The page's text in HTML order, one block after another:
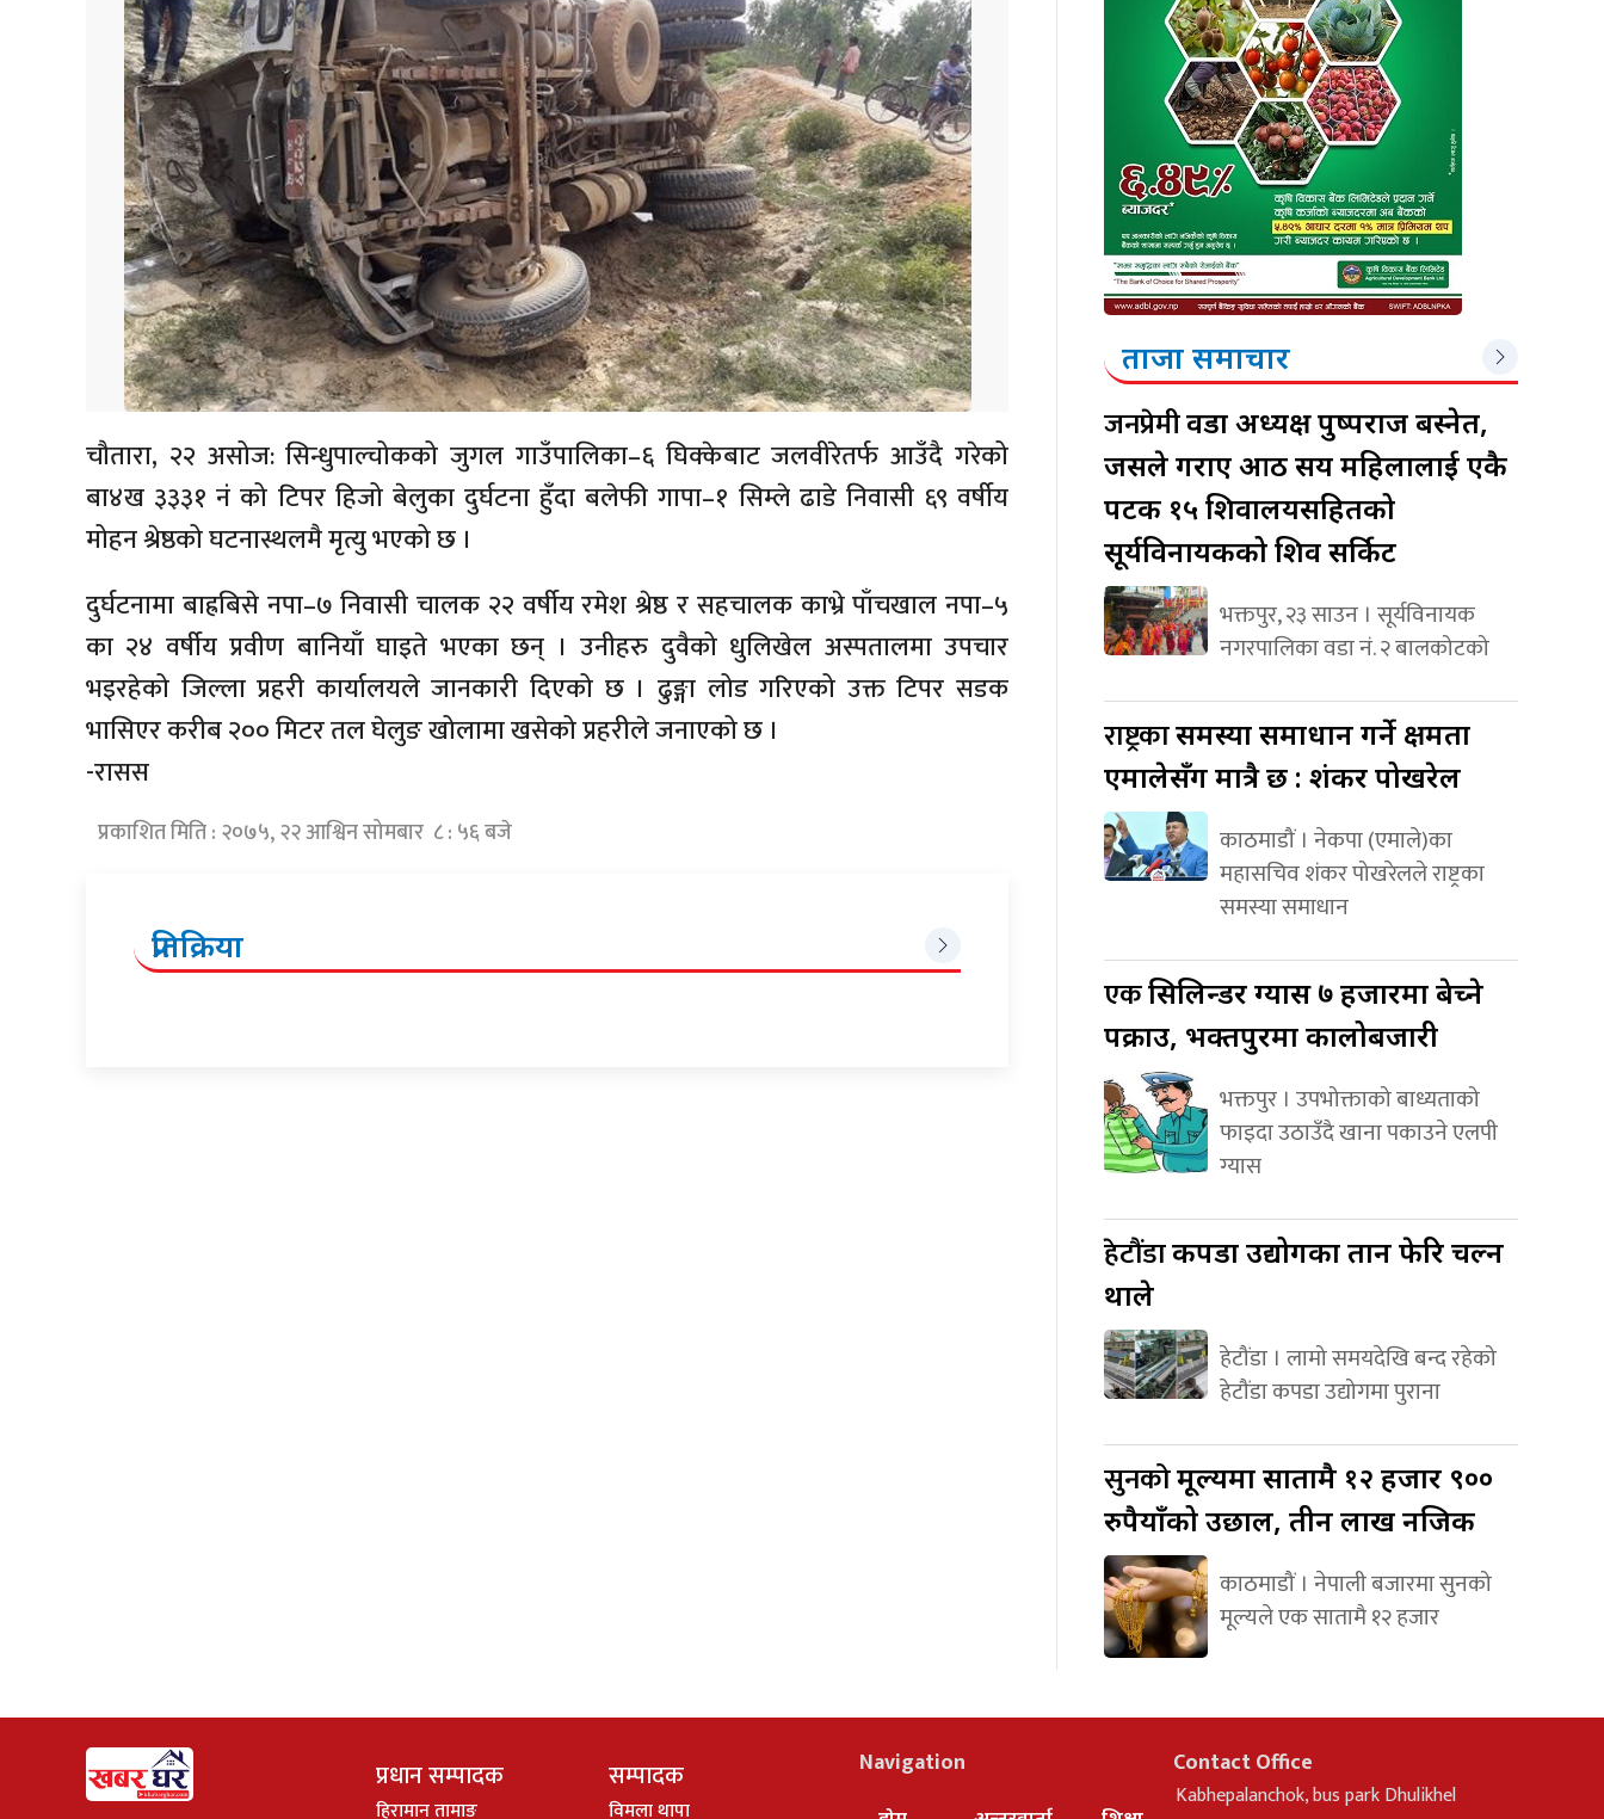
चौतारा, २२ असोज: सिन्धुपाल्चोकको जुगल गाउँपालिका–६ घिक्केबाट जलवीरेतर्फ आउँदै गरेको
बा४ख ३३३१ नं को टिपर हिजो बेलुका दुर्घटना हुँदा बलेफी गापा–१ सिम्ले ढाडे निवासी ६९ वर्षीय
मोहन श्रेष्ठको घटनास्थलमै मृत्यु भएको छ ।
दुर्घटनामा बाह्रबिसे नपा–७ निवासी चालक २२ वर्षीय रमेश श्रेष्ठ र सहचालक काभ्रे पाँचखाल नपा–५
का २४ वर्षीय प्रवीण बानियाँ घाइते भएका छन् । उनीहरु दुवैको धुलिखेल अस्पतालमा उपचार
भइरहेको जिल्ला प्रहरी कार्यालयले जानकारी दिएको छ । ढुङ्गा लोड गरिएको उक्त टिपर सडक
भासिएर करीब २०० मिटर तल घेलुङ खोलामा खसेको प्रहरीले जनाएको छ ।
-रासस
प्रकाशित मिति : २०७५, २२ आश्विन सोमबार ८ : ५६ बजे
प्रतिक्रिया
ताजा समाचार
जनप्रेमीवडा अध्यक्ष पुष्पराज बस्नेत,
जसले गराए आठ सय महिलालाई एकै
पटक १५ शिवालयसहितको
सूर्यविनायकको शिव सर्किट
भक्तपुर, २३ साउन । सूर्यविनायक
नगरपालिका वडा नं. २ बालकोटको
राष्ट्रकासमस्या समाधान गर्ने क्षमता
एमालेसँग मात्रै छ : शंकर पोखरेल
काठमाडौं । नेकपा (एमाले)का
महासचिव शंकर पोखरेलले राष्ट्रका
समस्या समाधान
एकसिलिन्डर ग्यास ७ हजारमा बेच्ने
पक्राउ, भक्तपुरमा कालोबजारी
भक्तपुर । उपभोक्ताको बाध्यताको
फाइदा उठाउँदै खाना पकाउने एलपी
ग्यास
हेटौंडाकपडा उद्योगका तान फेरि चल्न
थाले
हेटौंडा । लामो समयदेखि बन्द रहेको
हेटौंडा कपडा उद्योगमा पुराना
सुनकोमूल्यमा सातामै १२ हजार ९००
रुपैयाँको उछाल, तीन लाख नजिक
काठमाडौं । नेपाली बजारमा सुनको
मूल्यले एक सातामै १२ हजार
प्रधान सम्पादक
हिरामान तामाङ
सम्पादक
विमला थापा
Navigation Contact Office
Kabhepalanchok, bus park Dhulikhel